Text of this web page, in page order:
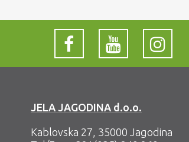
JELA JAGODINA d.o.o.
Kablovska 27, 35000 Jagodina